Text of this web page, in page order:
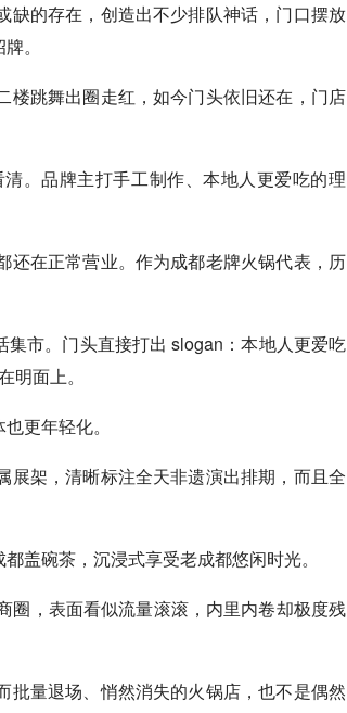
缺的存在，创造出不少排队神话，门口摆放
。
楼跳舞出圈走红，如今门头依旧还在，门店
。品牌主打手工制作、本地人更爱吃的理
还在正常营业。作为成都老牌火锅代表，历
市。门头直接打出 slogan：本地人更爱吃
面上。
更年轻化。
架，清晰标注全天非遗演出排期，而且全
盖碗茶，沉浸式享受老成都悠闲时光。
圈，表面看似流量滚滚，内里内卷却极度残
量退场、悄然消失的火锅店，也不是偶然